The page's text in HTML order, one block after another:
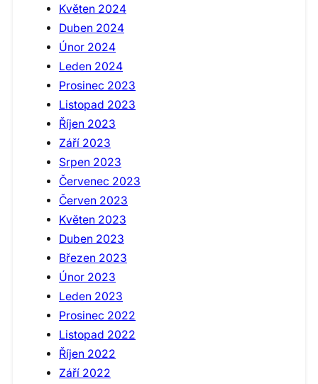
Květen 2024
Duben 2024
Únor 2024
Leden 2024
Prosinec 2023
Listopad 2023
Říjen 2023
Září 2023
Srpen 2023
Červenec 2023
Červen 2023
Květen 2023
Duben 2023
Březen 2023
Únor 2023
Leden 2023
Prosinec 2022
Listopad 2022
Říjen 2022
Září 2022